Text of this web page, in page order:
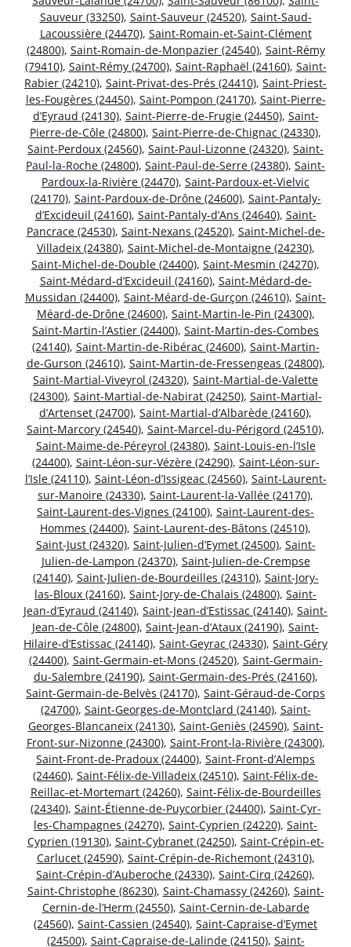
Sauveur (33250), Saint-Sauveur (24520), Saint-Saud-
Lacoussière (24470), Saint-Romain-et-Saint-Clément
(24800), Saint-Romain-de-Monpazier (24540), Saint-Rémy
(79410), Saint-Rémy (24700), Saint-Raphaël (24160), Saint-
Rabier (24210), Saint-Privat-des-Prés (24410), Saint-Priest-
les-Fougères (24450), Saint-Pompon (24170), Saint-Pierre-
d’Eyraud (24130), Saint-Pierre-de-Frugie (24450), Saint-
Pierre-de-Côle (24800), Saint-Pierre-de-Chignac (24330),
Saint-Perdoux (24560), Saint-Paul-Lizonne (24320), Saint-
Paul-la-Roche (24800), Saint-Paul-de-Serre (24380), Saint-
Pardoux-la-Rivière (24470), Saint-Pardoux-et-Vielvic
(24170), Saint-Pardoux-de-Drône (24600), Saint-Pantaly-
d’Excideuil (24160), Saint-Pantaly-d’Ans (24640), Saint-
Pancrace (24530), Saint-Nexans (24520), Saint-Michel-de-
Villadeix (24380), Saint-Michel-de-Montaigne (24230),
Saint-Michel-de-Double (24400), Saint-Mesmin (24270),
Saint-Médard-d’Excideuil (24160), Saint-Médard-de-
Mussidan (24400), Saint-Méard-de-Gurçon (24610), Saint-
Méard-de-Drône (24600), Saint-Martin-le-Pin (24300),
Saint-Martin-l’Astier (24400), Saint-Martin-des-Combes
(24140), Saint-Martin-de-Ribérac (24600), Saint-Martin-
de-Gurson (24610), Saint-Martin-de-Fressengeas (24800),
Saint-Martial-Viveyrol (24320), Saint-Martial-de-Valette
(24300), Saint-Martial-de-Nabirat (24250), Saint-Martial-
d’Artenset (24700), Saint-Martial-d’Albarède (24160),
Saint-Marcory (24540), Saint-Marcel-du-Périgord (24510),
Saint-Maime-de-Péreyrol (24380), Saint-Louis-en-l’Isle
(24400), Saint-Léon-sur-Vézère (24290), Saint-Léon-sur-
l’Isle (24110), Saint-Léon-d’Issigeac (24560), Saint-Laurent-
sur-Manoire (24330), Saint-Laurent-la-Vallée (24170),
Saint-Laurent-des-Vignes (24100), Saint-Laurent-des-
Hommes (24400), Saint-Laurent-des-Bâtons (24510),
Saint-Just (24320), Saint-Julien-d’Eymet (24500), Saint-
Julien-de-Lampon (24370), Saint-Julien-de-Crempse
(24140), Saint-Julien-de-Bourdeilles (24310), Saint-Jory-
las-Bloux (24160), Saint-Jory-de-Chalais (24800), Saint-
Jean-d’Eyraud (24140), Saint-Jean-d’Estissac (24140), Saint-
Jean-de-Côle (24800), Saint-Jean-d’Ataux (24190), Saint-
Hilaire-d’Estissac (24140), Saint-Geyrac (24330), Saint-Géry
(24400), Saint-Germain-et-Mons (24520), Saint-Germain-
du-Salembre (24190), Saint-Germain-des-Prés (24160),
Saint-Germain-de-Belvès (24170), Saint-Géraud-de-Corps
(24700), Saint-Georges-de-Montclard (24140), Saint-
Georges-Blancaneix (24130), Saint-Geniès (24590), Saint-
Front-sur-Nizonne (24300), Saint-Front-la-Rivière (24300),
Saint-Front-de-Pradoux (24400), Saint-Front-d’Alemps
(24460), Saint-Félix-de-Villadeix (24510), Saint-Félix-de-
Reillac-et-Mortemart (24260), Saint-Félix-de-Bourdeilles
(24340), Saint-Étienne-de-Puycorbier (24400), Saint-Cyr-
les-Champagnes (24270), Saint-Cyprien (24220), Saint-
Cyprien (19130), Saint-Cybranet (24250), Saint-Crépin-et-
Carlucet (24590), Saint-Crépin-de-Richemont (24310),
Saint-Crépin-d’Auberoche (24330), Saint-Cirq (24260),
Saint-Christophe (86230), Saint-Chamassy (24260), Saint-
Cernin-de-l’Herm (24550), Saint-Cernin-de-Labarde
(24560), Saint-Cassien (24540), Saint-Capraise-d’Eymet
(24500), Saint-Capraise-de-Lalinde (24150), Saint-